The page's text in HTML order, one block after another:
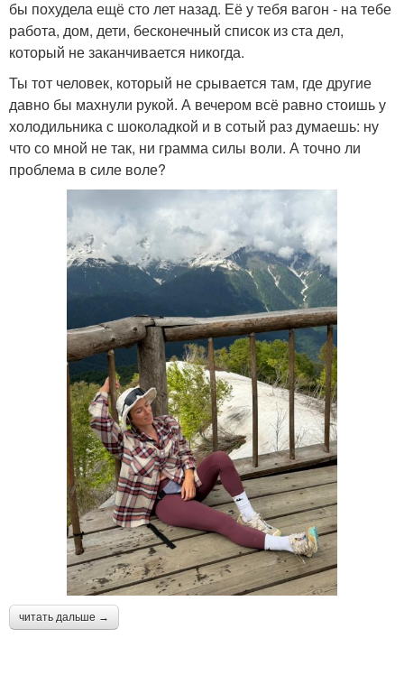
бы похудела ещё сто лет назад. Её у тебя вагон - на тебе
работа, дом, дети, бесконечный список из ста дел,
который не заканчивается никогда.
Ты тот человек, который не срывается там, где другие
давно бы махнули рукой. А вечером всё равно стоишь у
холодильника с шоколадкой и в сотый раз думаешь: ну
что со мной не так, ни грамма силы воли. А точно ли
проблема в силе воле?
читать дальше →